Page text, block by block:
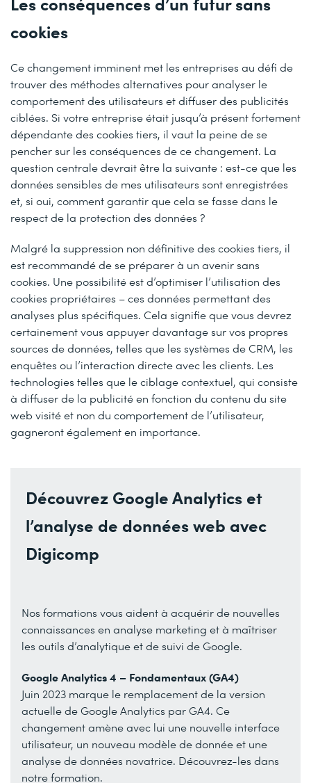
cookies
Ce changement imminent met les entreprises au défi de
trouver des méthodes alternatives pour analyser le
comportement des utilisateurs et diffuser des publicités
ciblées. Si votre entreprise était jusqu’à présent fortement
dépendante des cookies tiers, il vaut la peine de se
pencher sur les conséquences de ce changement. La
question centrale devrait être la suivante : est-ce que les
données sensibles de mes utilisateurs sont enregistrées
et, si oui, comment garantir que cela se fasse dans le
respect de la protection des données ?
Malgré la suppression non définitive des cookies tiers, il
est recommandé de se préparer à un avenir sans
cookies. Une possibilité est d’optimiser l’utilisation des
cookies propriétaires – ces données permettant des
analyses plus spécifiques. Cela signifie que vous devrez
certainement vous appuyer davantage sur vos propres
sources de données, telles que les systèmes de CRM, les
enquêtes ou l’interaction directe avec les clients. Les
technologies telles que le ciblage contextuel, qui consiste
à diffuser de la publicité en fonction du contenu du site
web visité et non du comportement de l’utilisateur,
gagneront également en importance.
Découvrez Google Analytics et
l’analyse de données web avec
Digicomp
Nos formations vous aident à acquérir de nouvelles
connaissances en analyse marketing et à maîtriser
les outils d’analytique et de suivi de Google.
Google Analytics 4 – Fondamentaux (GA4)
Juin 2023 marque le remplacement de la version
actuelle de Google Analytics par GA4. Ce
changement amène avec lui une nouvelle interface
utilisateur, un nouveau modèle de donnée et une
analyse de données novatrice. Découvrez-les dans
notre formation.